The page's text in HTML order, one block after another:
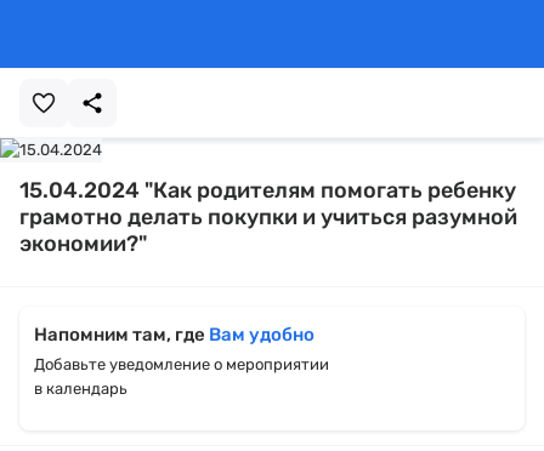
15.04.2024 "Как родителям помогать ребенку
грамотно делать покупки и учиться разумной
экономии?"
Напомним там, где Вам удобно
Добавьте уведомление о мероприятии
в календарь